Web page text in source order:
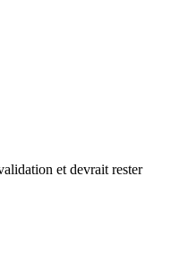
et devrait rester